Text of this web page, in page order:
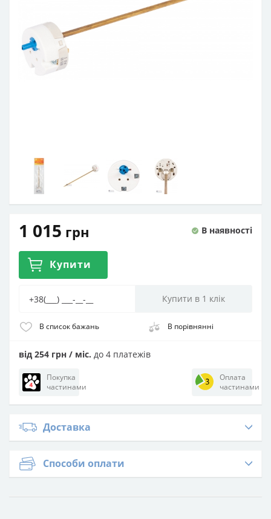
В наявності
1 015 грн
Купити
В список бажань В порівнянні
від 254 грн / міс. до 4 платежів
Покупка
частинами
Оплата
частинами
Доставка
Способи оплати